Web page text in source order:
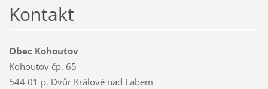
Kontakt
Obec Kohoutov
Kohoutov čp. 65
544 01 p. Dvůr Králové nad Labem